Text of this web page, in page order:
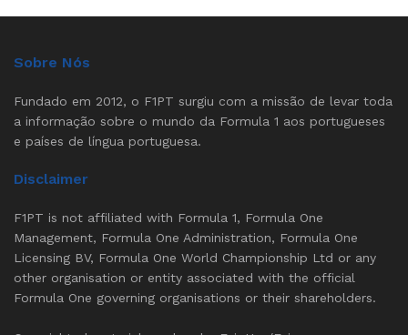
Sobre Nós
Fundado em 2012, o F1PT surgiu com a missão de levar toda
a informação sobre o mundo da Formula 1 aos portugueses
e países de língua portuguesa.
Disclaimer
F1PT is not affiliated with Formula 1, Formula One
Management, Formula One Administration, Formula One
Licensing BV, Formula One World Championship Ltd or any
other organisation or entity associated with the official
Formula One governing organisations or their shareholders.